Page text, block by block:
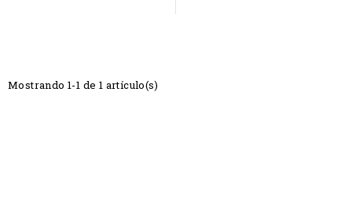
Mostrando 1-1 de 1 artículo(s)